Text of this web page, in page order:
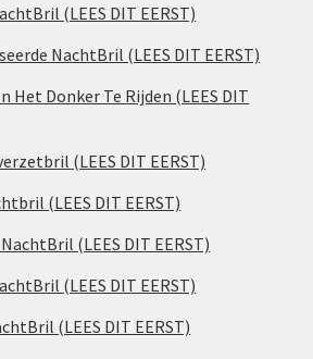
(LEES DIT EERST)
NachtBril (LEES DIT EERST)
Het Donker Te Rijden (LEES DIT
(LEES DIT EERST)
(LEES DIT EERST)
(LEES DIT EERST)
(LEES DIT EERST)
(LEES DIT EERST)